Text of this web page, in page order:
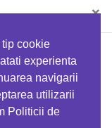
cookie
experienta
navigarii
utilizarii
Politicii de
×
codul